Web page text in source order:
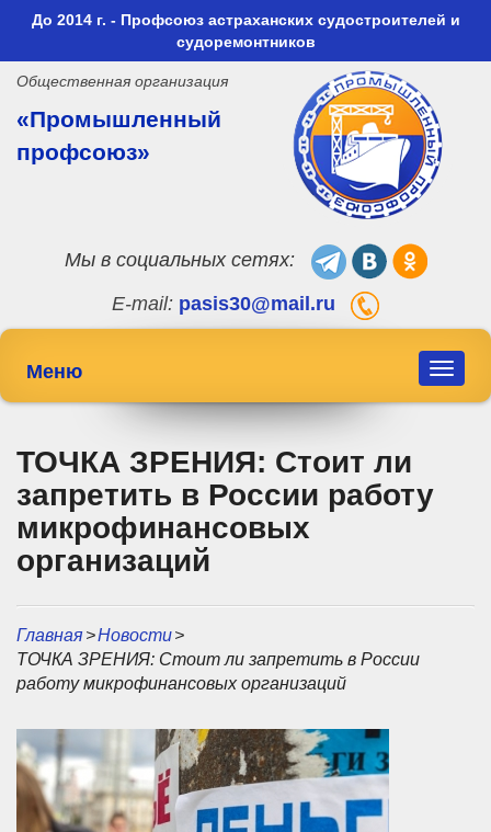
До 2014 г. - Профсоюз астраханских судостроителей и
судоремонтников
Общественная организация
«Промышленный
профсоюз»
Мы в социальных сетях:
E-mail: pasis30@mail.ru
Toggle
Меню
ТОЧКА ЗРЕНИЯ: Стоит ли
запретить в России работу
микрофинансовых
организаций
Главная>Новости>
ТОЧКА ЗРЕНИЯ: Стоит ли запретить в России
работу микрофинансовых организаций